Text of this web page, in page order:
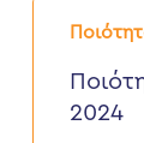
Ποιότητα
νερού
Δήμο
Χανίων
20242024